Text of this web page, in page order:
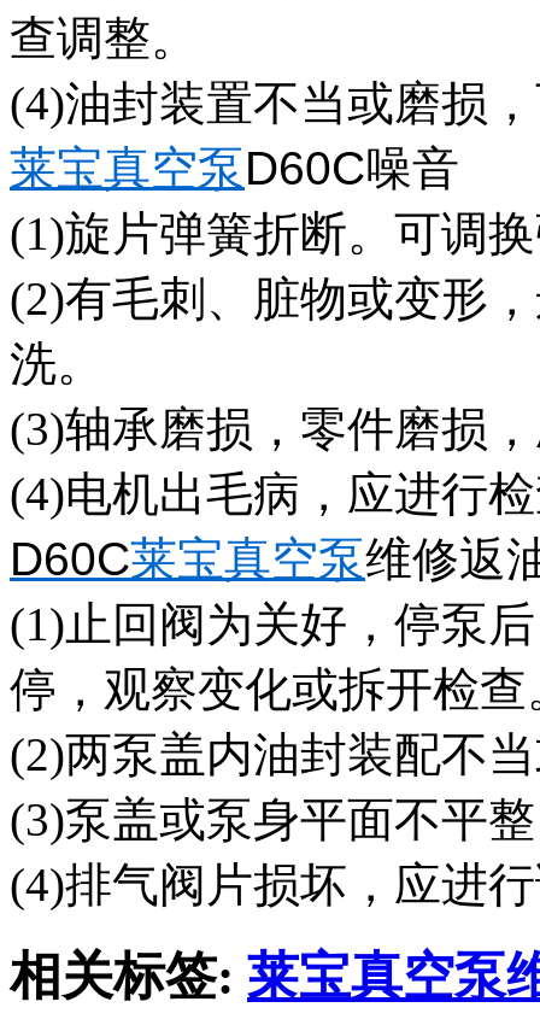
查调整。
(4)油封装置不当或磨损
莱宝真空泵D60C噪音
(1)旋片弹簧折断。可调
(2)有毛刺、脏物或变形
洗。
(3)轴承磨损，零件磨损
(4)电机出毛病，应进行
D60C莱宝真空泵维修返
(1)止回阀为关好，停泵
停，观察变化或拆开检查
(2)两泵盖内油封装配不
(3)泵盖或泵身平面不平
(4)排气阀片损坏，应进
相关标签: 莱宝真空泵